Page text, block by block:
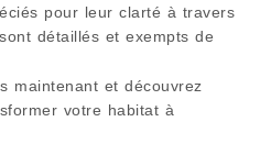
pour leur clarté à travers
détaillés et exempts de
maintenant et découvrez
votre habitat à